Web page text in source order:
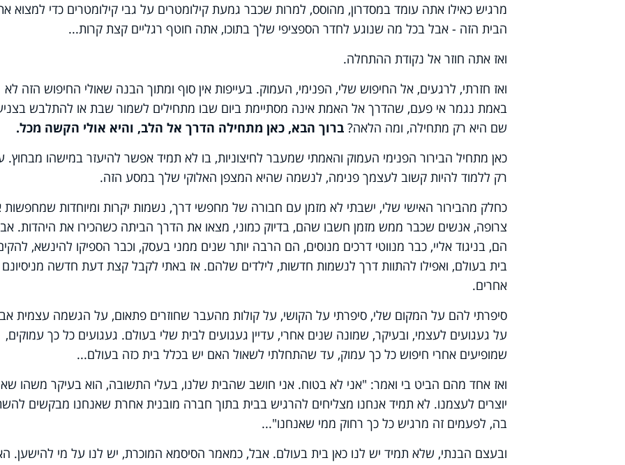
מרגיש כאילו אתה עומד במסדרון, מהוסס, למרות שכבר גמעת קילומטרים על גבי קילומטרים כדי למצוא
הבית הזה - אבל בכל מה שנוגע לחדר הספציפי שלך בתוכו, אתה חוטף רגליים קצת קרות...
ואז אתה חוזר אל נקודת ההתחלה.
ואז חזרתי, לרגעים, אל החיפוש שלי, הפנימי, העמוק. בעייפות אין סוף ומתוך הבנה שאולי החיפוש הזה לא
באמת נגמר אי פעם, שהדרך אל האמת אינה מסתיימת ביום שבו מתחילים לשמור שבת או להתלבש
שם היא רק מתחילה, ומה הלאה? ברוך הבא, כאן מתחילה הדרך אל הלב, והיא אולי הקשה מכל.
כאן מתחיל הבירור הפנימי העמוק והאמתי שמעבר לחיצוניות, בו לא תמיד אפשר להיעזר במישהו מבחוץ.
רק ללמוד להיות קשוב לעצמך פנימה, לנשמה שהיא המצפן האלוקי שלך במסע הזה.
כחלק מהבירור האישי שלי, ישבתי לא מזמן עם חבורה של מחפשי דרך, נשמות יקרות ומיוחדות
צרופה, אנשים שכבר ממש מזמן חשבו שהם, בדיוק כמוני, מצאו את הדרך הביתה כשהכירו את היהדות.
הם, בניגוד אליי, כבר מנווטי דרכים מנוסים, הם הרבה יותר שנים ממני בעסק, וכבר הספיקו להינשא,
בית בעולם, ואפילו להתוות דרך לנשמות חדשות, לילדים שלהם. אז באתי לקבל קצת דעת חדשה
אחרים.
סיפרתי להם על המקום שלי, סיפרתי על הקושי, על קולות מהעבר שחוזרים פתאום, על הגשמה עצמית
על געגועים לעצמי, ובעיקר, שמונה שנים אחרי, עדיין געגועים לבית שלי בעולם. געגועים כל כך עמוקים,
שמופיעים אחרי חיפוש כל כך עמוק, עד שהתחלתי לשאול האם יש בכלל בית כזה בעולם...
ואז אחד מהם הביט בי ואמר: "אני לא בטוח. אני חושב שהבית שלנו, בעלי התשובה, הוא בעיקר משהו
יוצרים לעצמנו. לא תמיד אנחנו מצליחים להרגיש בבית בתוך חברה מובנית אחרת שאנחנו מבקשים
בה, לפעמים זה מרגיש כל כך רחוק ממי שאנחנו"...
ובעצם הבנתי, שלא תמיד יש לנו כאן בית בעולם. אבל, כמאמר הסיסמא המוכרת, יש לנו על מי להישען.